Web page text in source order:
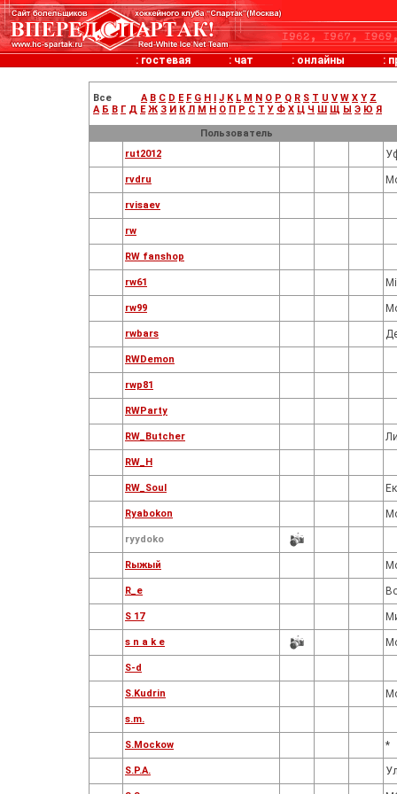
: гостевая : чат : онлайны :
Все A B C D E F G H I J K L M N O P Q R S T U V W X Y Z
А Б В Г Д Е Ж З И К Л М Н О П Р С Т У Ф Х Ц Ч Ш Щ Ы Э Ю Я
Пользователь
rut2012
rvdru
rvisaev
rw
RW fanshop
rw61
rw99
rwbars
RWDemon
rwp81
RWParty
RW_Butcher
RW_H
RW_Soul
Ryabokon
ryydoko
Rыжый
R_e
S 17
s n a k e
S-d
S.Kudrin
s.m.
S.Mockow *
S.P.A.